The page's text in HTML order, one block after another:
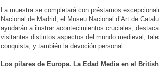
La muestra se completará con préstamos
Nacional de Madrid, el Museu Nacional d’Art de
ayudarán a ilustrar acontecimientos cruciales,
visitantes distintos aspectos del mundo medieval,
conquista, y también la devoción personal.
Los pilares de Europa. La Edad Media en el